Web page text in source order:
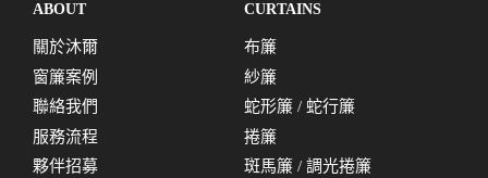
ABOUT
關於沐爾
窗簾案例
聯絡我們
服務流程
夥伴招募
CURTAINS
布簾
紗簾
蛇形簾 / 蛇行簾
捲簾
斑馬簾 / 調光捲簾